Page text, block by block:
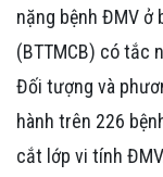
nặng bệnh ĐMV ở
(BTTMCB) có tắc
Đối tượng và
hành trên 226
cắt lớp vi tính